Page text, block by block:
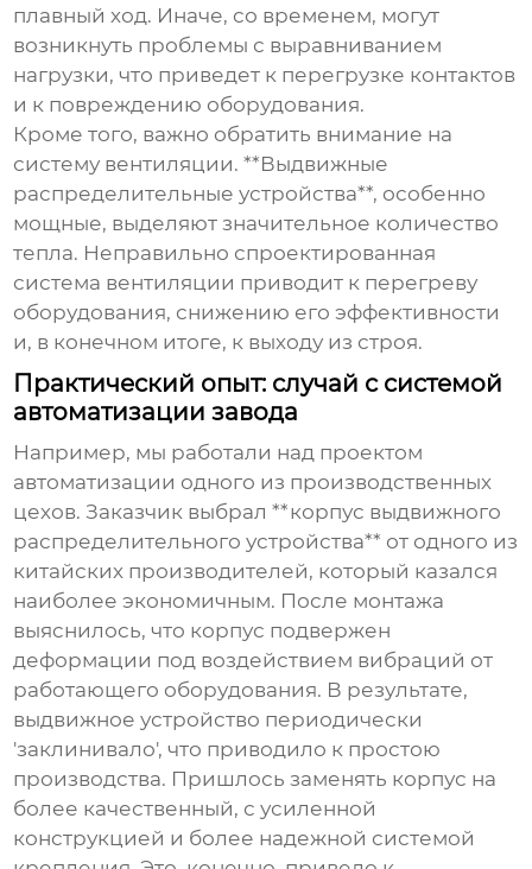
плавный ход. Иначе, со временем, могут
возникнуть проблемы с выравниванием
нагрузки, что приведет к перегрузке контактов
и к повреждению оборудования.
Кроме того, важно обратить внимание на
систему вентиляции. **Выдвижные
распределительные устройства**, особенно
мощные, выделяют значительное количество
тепла. Неправильно спроектированная
система вентиляции приводит к перегреву
оборудования, снижению его эффективности
и, в конечном итоге, к выходу из строя.
Практический опыт: случай с системой
автоматизации завода
Например, мы работали над проектом
автоматизации одного из производственных
цехов. Заказчик выбрал **корпус выдвижного
распределительного устройства** от одного из
китайских производителей, который казался
наиболее экономичным. После монтажа
выяснилось, что корпус подвержен
деформации под воздействием вибраций от
работающего оборудования. В результате,
выдвижное устройство периодически
'заклинивало', что приводило к простою
производства. Пришлось заменять корпус на
более качественный, с усиленной
конструкцией и более надежной системой